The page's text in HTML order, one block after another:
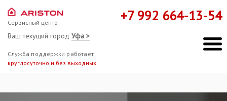
Сервисный центр
Ваш текущий город Уфа >
Служба поддержки работает
круглосуточно и без выходных
+7 992 664-13-54